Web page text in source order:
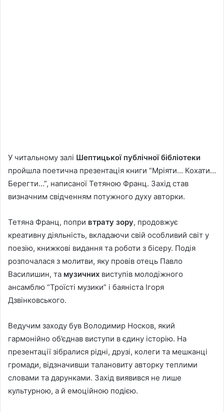
У читальному залі Шептицької публічної бібліотеки
пройшла поетична презентація книги “Мріяти… Кохати…
Берегти…”, написаної Тетяною Франц. Захід став
визначним свідченням потужного духу авторки.
Тетяна Франц, попри втрату зору, продовжує
креативну діяльність, вкладаючи свій особливий світ у
поезію, книжкові видання та роботи з бісеру. Подія
розпочалася з молитви, яку провів отець Павло
Василишин, та музичних виступів молодіжного
ансамблю “Троїсті музики” і баяніста Ігоря
Дзвінковського.
Ведучим заходу був Володимир Носков, який
гармонійно об’єднав виступи в єдину історію. На
презентації зібралися рідні, друзі, колеги та мешканці
громади, відзначивши талановиту авторку теплими
словами та дарунками. Захід виявився не лише
культурною, а й емоційною подією.